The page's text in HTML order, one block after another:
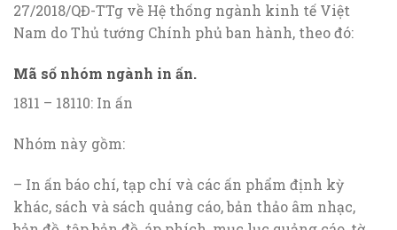
27/2018/QĐ-TTg về Hệ thống ngành kinh tế Việt
Nam do Thủ tướng Chính phủ ban hành, theo đó:
Mã số nhóm ngành in ấn.
1811 – 18110: In ấn
Nhóm này gồm:
– In ấn báo chí, tạp chí và các ấn phẩm định kỳ
khác, sách và sách quảng cáo, bản thảo âm nhạc,